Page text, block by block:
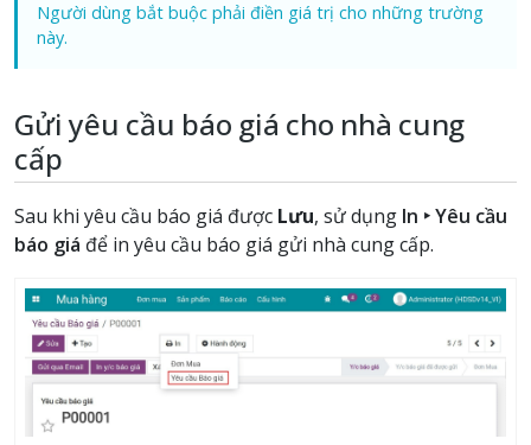
Người dùng bắt buộc phải điền giá trị cho những trường
này.
Gửi yêu cầu báo giá cho nhà cung
cấp
Sau khi yêu cầu báo giá được Lưu, sử dụng In ‣ Yêu cầu
báo giá để in yêu cầu báo giá gửi nhà cung cấp.